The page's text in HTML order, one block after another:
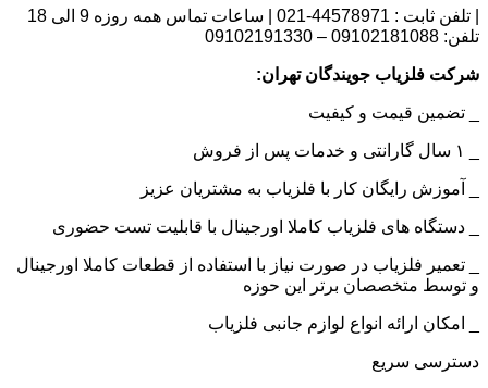
| تلفن ثابت : 44578971-021 | ساعات تماس همه روزه 9 الی 18
تلفن: 09102181088 – 09102191330
شرکت فلزیاب جویندگان تهران:
_ تضمین قیمت و کیفیت
_ آموزش رایگان کار با فلزیاب به مشتریان عزیز
_ دستگاه های فلزیاب کاملا اورجینال با قابلیت تست حضوری
_ تعمیر فلزیاب در صورت نیاز با استفاده از قطعات کاملا اورجینال
و توسط متخصصان برتر این حوزه
_ امکان ارائه انواع لوازم جانبی فلزیاب
دسترسی سریع